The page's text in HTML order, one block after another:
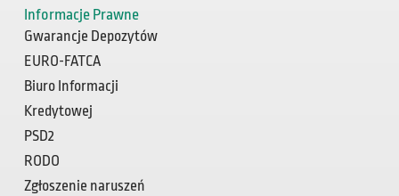
Informacje Prawne
Gwarancje Depozytów
EURO-FATCA
Biuro Informacji
Kredytowej
PSD2
RODO
Zgłoszenie naruszeń